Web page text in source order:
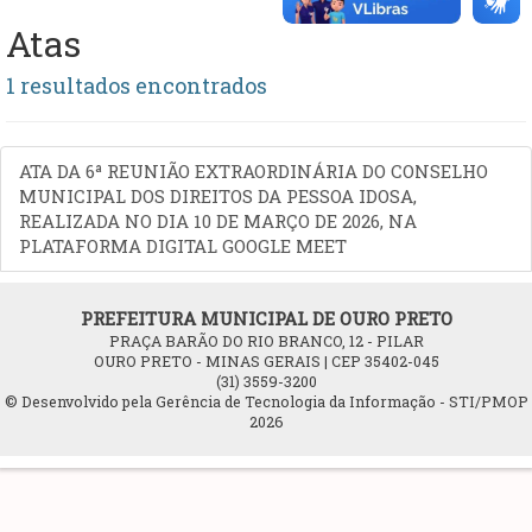
Atas
1 resultados encontrados
ATA DA 6ª REUNIÃO EXTRAORDINÁRIA DO CONSELHO
MUNICIPAL DOS DIREITOS DA PESSOA IDOSA,
REALIZADA NO DIA 10 DE MARÇO DE 2026, NA
PLATAFORMA DIGITAL GOOGLE MEET
PREFEITURA MUNICIPAL DE OURO PRETO
PRAÇA BARÃO DO RIO BRANCO, 12 - PILAR
OURO PRETO - MINAS GERAIS | CEP 35402-045
(31) 3559-3200
© Desenvolvido pela Gerência de Tecnologia da Informação - STI/PMOP
2026